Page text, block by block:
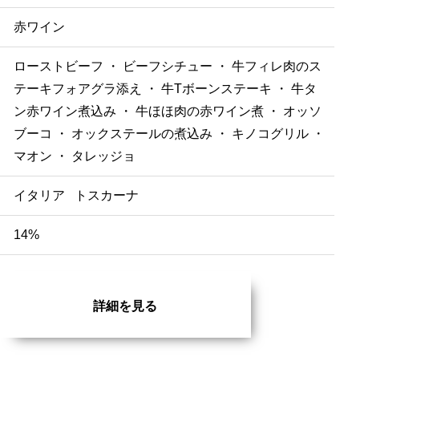
赤ワイン
ローストビーフ ・ ビーフシチュー ・ 牛フィレ肉のス
テーキフォアグラ添え ・ 牛Tボーンステーキ ・ 牛タ
ン赤ワイン煮込み ・ 牛ほほ肉の赤ワイン煮 ・ オッソ
ブーコ ・ オックステールの煮込み ・ キノコグリル ・
マオン ・ タレッジョ
イタリア トスカーナ
14%
詳細を見る